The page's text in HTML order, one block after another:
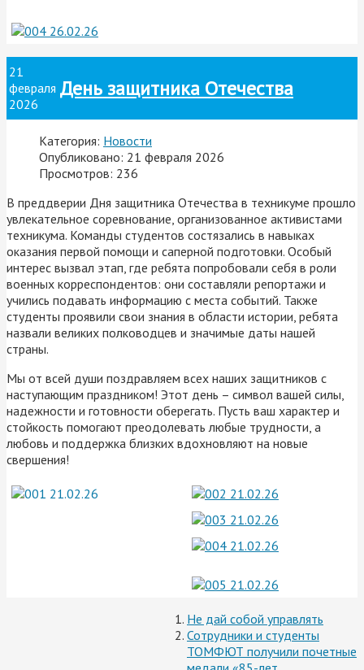
21
февраля
2026
День защитника Отечества
Категория: Новости
Опубликовано: 21 февраля 2026
Просмотров: 236
В преддверии Дня защитника Отечества в техникуме прошло
увлекательное соревнование, организованное активистами
техникума. Команды студентов состязались в навыках
оказания первой помощи и саперной подготовки. Особый
интерес вызвал этап, где ребята попробовали себя в роли
военных корреспондентов: они составляли репортажи и
учились подавать информацию с места событий. Также
студенты проявили свои знания в области истории, ребята
назвали великих полководцев и значимые даты нашей
страны.
Мы от всей души поздравляем всех наших защитников с
наступающим праздником! Этот день – символ вашей силы,
надежности и готовности оберегать. Пусть ваш характер и
стойкость помогают преодолевать любые трудности, а
любовь и поддержка близких вдохновляют на новые
свершения!
Не дай собой управлять
Сотрудники и студенты
ТОМФЮТ получили почетные